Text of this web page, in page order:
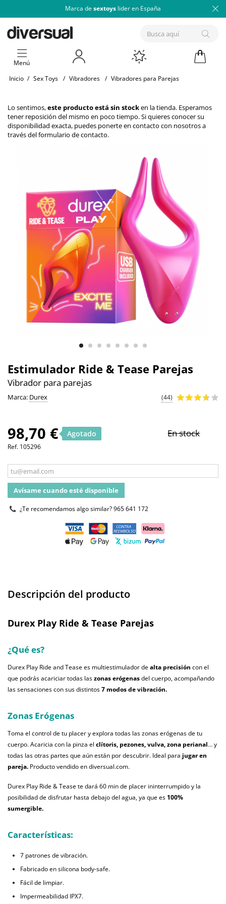
Marca de sextoys lider en España
Menú
Inicio / Sex Toys / Vibradores / Vibradores para Parejas
Lo sentimos,este producto está sin stocken la tienda. Esperamos
tener reposición del mismo en poco tiempo. Si quieres conocer su
disponibilidad exacta, puedes ponerte en contacto con nosotros a
través delformulario de contacto.
Estimulador Ride & Tease Parejas
Vibrador para parejas
Marca: Durex (44)
98,70 € Agotado En stock
Ref. 105296
Avísame cuando esté disponible
¿Te recomendamos algo similar?965 641 172
Descripción del producto
Durex Play Ride & Tease Parejas
¿Qué es?
Durex Play Ride and Tease es multiestimulador dealta precisión con el
que podrás acariciar todas laszonas erógenasdel cuerpo, acompañando
las sensaciones con sus distintos7 modos de vibración.
Zonas Erógenas
Toma el control de tu placer y explora todas las zonas erógenas de tu
cuerpo. Acaricia con la pinza el clítoris, pezones, vulva, zona perianal… y
todas las otras partes que aún están por descubrir. Ideal para jugar en
pareja. Producto vendido en diversual.com.
Durex Play Ride & Tease te dará 60 min de placer ininterrumpido y la
posibilidad de disfrutar hasta debajo del agua, ya que es 100%
sumergible.
Características:
7 patrones de vibración.
Fabricado en silicona body-safe.
Fácil de limpiar.
Impermeabilidad IPX7.